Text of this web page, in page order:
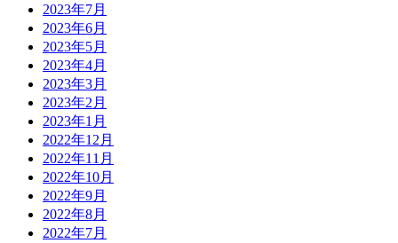
2023年7月
2023年6月
2023年5月
2023年4月
2023年3月
2023年2月
2023年1月
2022年12月
2022年11月
2022年10月
2022年9月
2022年8月
2022年7月